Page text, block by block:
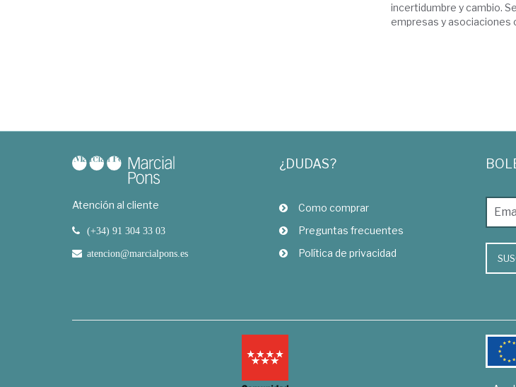
incertidumbre y cambio.
empresas y asociaciones
Atención al cliente
(+34) 91 304 33 03
atencion@marcialpons.es
¿DUDAS?
Como comprar
Preguntas frecuentes
Política de privacidad